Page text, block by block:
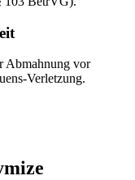
Abmahnung vor
Verletzung.